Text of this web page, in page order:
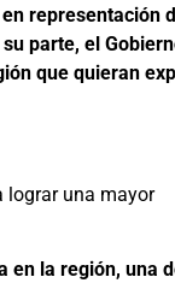
representación
parte, el
que quieran
lograr una mayor
en la región, una